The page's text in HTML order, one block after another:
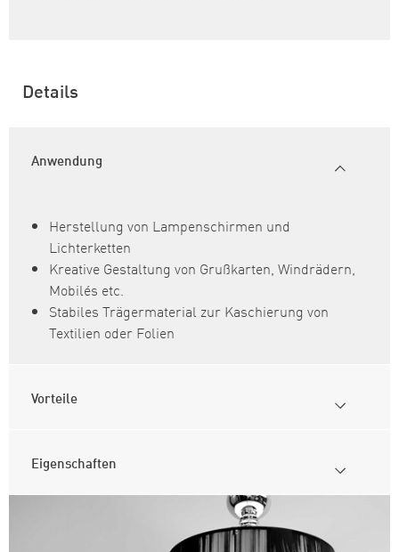
Details
Anwendung
Herstellung von Lampenschirmen und
Lichterketten
Kreative Gestaltung von Grußkarten, Windrädern,
Mobilés etc.
Stabiles Trägermaterial zur Kaschierung von
Textilien oder Folien
Vorteile
Eigenschaften